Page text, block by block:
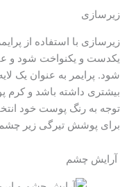
زیرسازی
زیرسازی با استفاده از
یکدست و یکنواخت شود و
شود. پرایمر به عنوان یک
بیشتری داشته باشد و کرم
توجه به رنگ پوست خود
برای پوشش تیرگی زیر چشم
آرایش چشم